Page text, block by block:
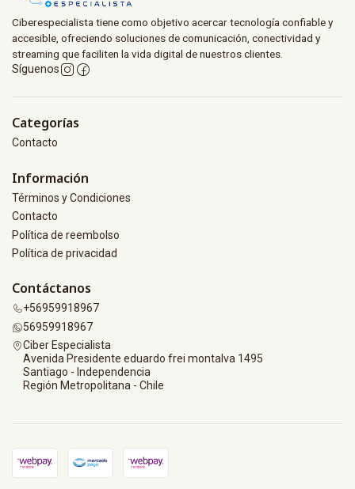
Ciberespecialista tiene como objetivo acercar tecnología confiable y
accesible, ofreciendo soluciones de comunicación, conectividad y
streaming que faciliten la vida digital de nuestros clientes.
Síguenos
Categorías
Contacto
Información
Términos y Condiciones
Contacto
Política de reembolso
Política de privacidad
Contáctanos
+56959918967
56959918967
Ciber Especialista
Avenida Presidente eduardo frei montalva 1495
Santiago - Independencia
Región Metropolitana - Chile